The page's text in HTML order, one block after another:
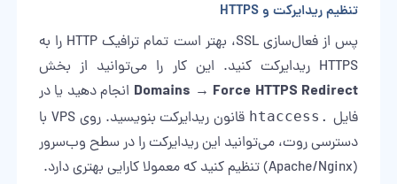
تنظیم ریدایرکت و HTTPS
پس از فعال‌سازی SSL، بهتر است تمام ترافیک HTTP را به
HTTPS ریدایرکت کنید. این کار را می‌توانید از بخش
Domains → Force HTTPS Redirect انجام دهید یا در
فایل .htaccess
قانون ریدایرکت بنویسید. روی VPS با
دسترسی روت، می‌توانید این ریدایرکت را در سطح وب‌سرور
(Apache/Nginx) تنظیم کنید که معمولا کارایی بهتری دارد.